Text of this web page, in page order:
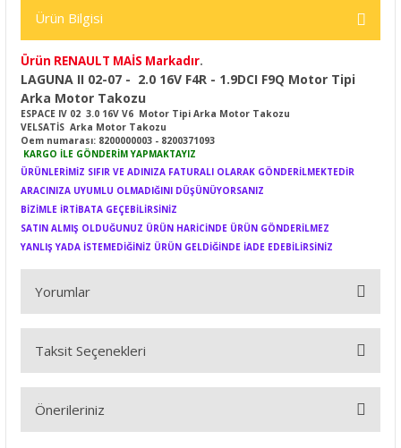
Ürün Bilgisi
Ürün RENAULT MAİS Markadır.
LAGUNA II 02-07 - 2.0 16V F4R - 1.9DCI F9Q Motor Tipi
Arka Motor Takozu
ESPACE IV 02 3.0 16V V6 Motor Tipi Arka Motor Takozu
VELSATİS Arka Motor Takozu
Oem numarası: 8200000003 - 8200371093
KARGO İLE GÖNDERİM YAPMAKTAYIZ
ÜRÜNLERİMİZ SIFIR VE ADINIZA FATURALI OLARAK GÖNDERİLMEKTEDİR
ARACINIZA UYUMLU OLMADIĞINI DÜŞÜNÜYORSANIZ
BİZİMLE İRTİBATA GEÇEBİLİRSİNİZ
SATIN ALMIŞ OLDUĞUNUZ ÜRÜN HARİCİNDE ÜRÜN GÖNDERİLMEZ
YANLIŞ YADA İSTEMEDİĞİNİZ ÜRÜN GELDİĞİNDE İADE EDEBİLİRSİNİZ
Yorumlar
Bu ürüne ilk yorumu siz yapın!
Taksit Seçenekleri
Önerileriniz